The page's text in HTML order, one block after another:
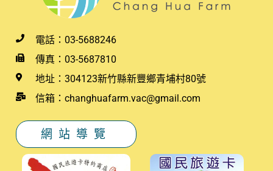
電話：03-5688246
傳真：03-5687810
地址：304123新竹縣新豐鄉青埔村80號
信箱：changhuafarm.vac@gmail.com
網站導覽